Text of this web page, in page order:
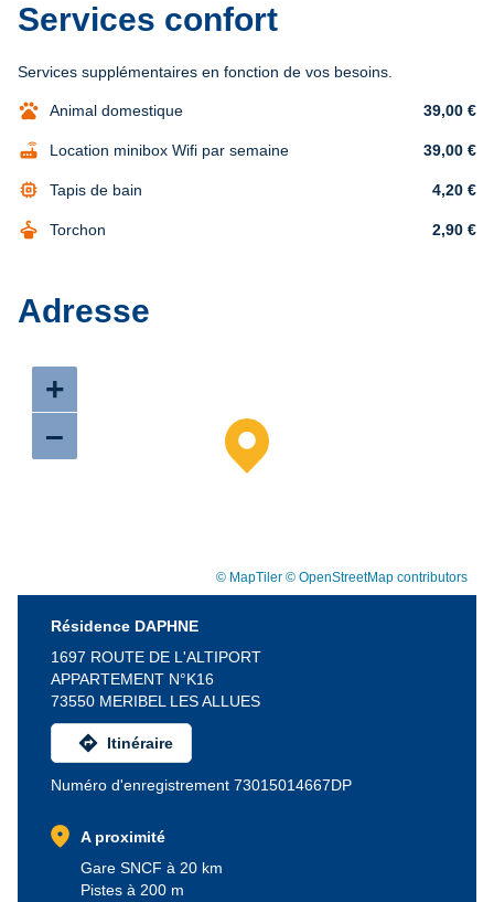
Services confort
Services supplémentaires en fonction de vos besoins.
pets Animal domestique 39,00 €
router Location minibox Wifi par semaine 39,00 €
memory Tapis de bain 4,20 €
dry_cleaning Torchon 2,90 €
Adresse
+
–
© MapTiler © OpenStreetMap contributors
Résidence DAPHNE
1697 ROUTE DE L'ALTIPORT
APPARTEMENT N°K16
73550 MERIBEL LES ALLUES
directions Itinéraire
Numéro d'enregistrement 73015014667DP
location_on
A proximité
Gare SNCF à 20 km
Pistes à 200 m